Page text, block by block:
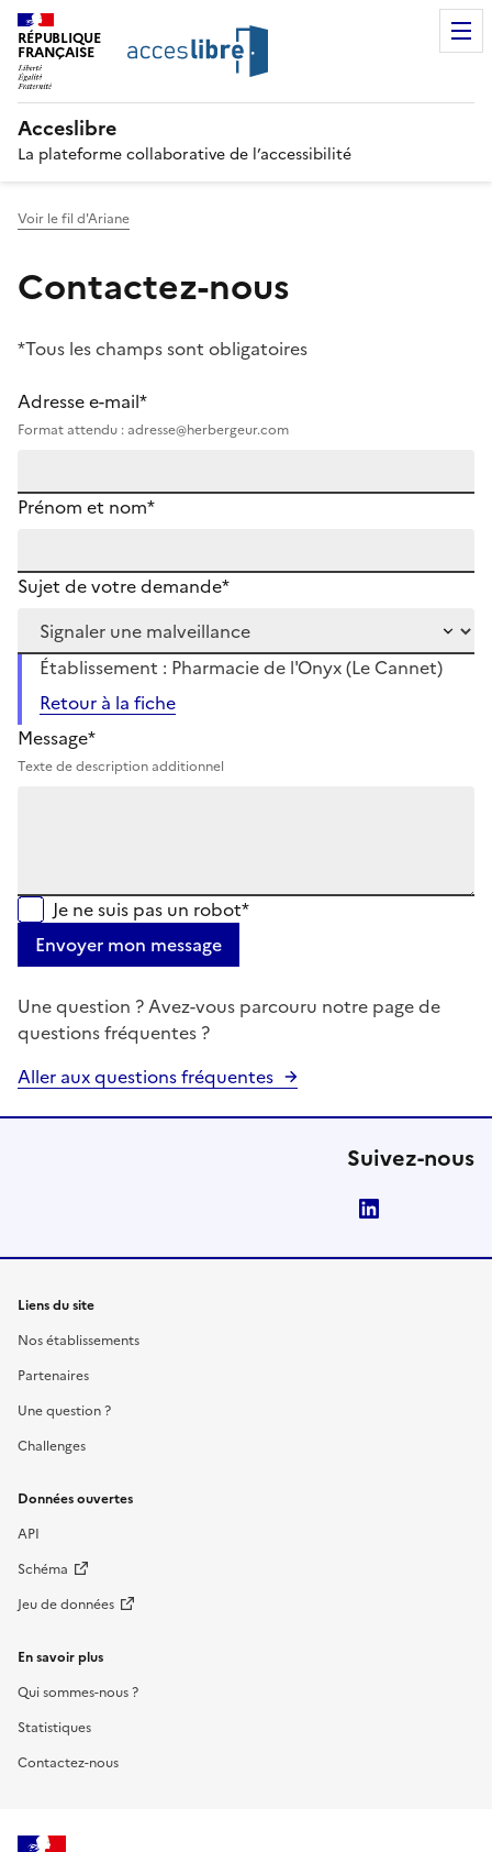
RÉPUBLIQUE
FRANÇAISE
Acceslibre
La plateforme collaborative de l’accessibilité
Voir le fil d'Ariane
Contactez-nous
*Tous les champs sont obligatoires
Adresse e-mail*
Format attendu : adresse@herbergeur.com
Prénom et nom*
Sujet de votre demande*
Établissement : Pharmacie de l'Onyx (Le Cannet)
Retour à la fiche
Message*
Texte de description additionnel
Je ne suis pas un robot*
Envoyer mon message
Une question ? Avez-vous parcouru notre page de
questions fréquentes ?
Aller aux questions fréquentes
Suivez-nous
Liens du site
Nos établissements
Partenaires
Une question ?
Challenges
Données ouvertes
API
Schéma
Jeu de données
En savoir plus
Qui sommes-nous ?
Statistiques
Contactez-nous